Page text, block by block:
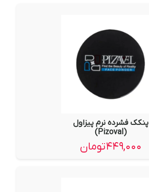
پنکک فشرده نرم پیزاول
(Pizoval)
۴۴۹,۰۰۰تومان